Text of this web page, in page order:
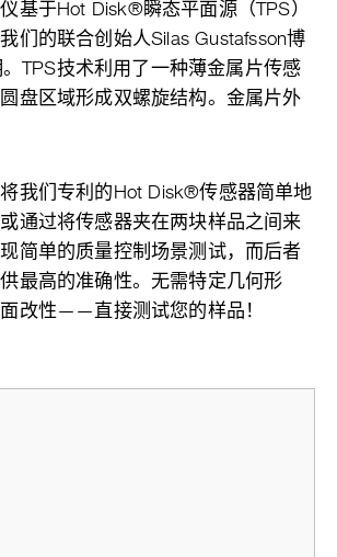
基于Hot Disk®瞬态平面源（TPS）
们的联合创始人Silas Gustafsson博
TPS技术利用了一种薄金属片传感
盘区域形成双螺旋结构。金属片外
我们专利的Hot Disk®传感器简单地
通过将传感器夹在两块样品之间来
简单的质量控制场景测试，而后者
最高的准确性。无需特定几何形
改性——直接测试您的样品！